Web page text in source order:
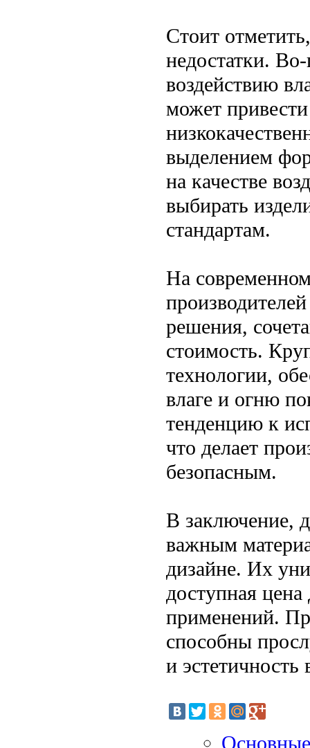
Стоит
недостатки.
воздействию
может
выделением
на качестве
выбирать
стандартам.
На
решения,
стоимость.
технологии,
влаге и огню
тенденцию к
что делает
безопасным.
В заключение,
важным
дизайне. Их
доступная
применений.
способны
и